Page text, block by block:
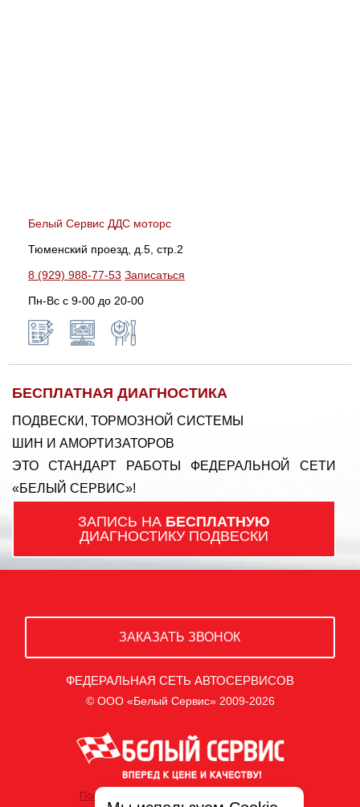
Белый Сервис ДДС моторс
Тюменский проезд, д.5, стр.2
8 (929) 988-77-53 Записаться
Пн-Вс c 9-00 до 20-00
БЕСПЛАТНАЯ ДИАГНОСТИКА
ПОДВЕСКИ, ТОРМОЗНОЙ СИСТЕМЫ
ШИН И АМОРТИЗАТОРОВ
ЭТО СТАНДАРТ РАБОТЫ ФЕДЕРАЛЬНОЙ СЕТИ
«БЕЛЫЙ СЕРВИС»!
ЗАПИСЬ НА БЕСПЛАТНУЮ
ДИАГНОСТИКУ ПОДВЕСКИ
ЗАКАЗАТЬ ЗВОНОК
ФЕДЕРАЛЬНАЯ СЕТЬ АВТОСЕРВИСОВ
© ООО «Белый Сервис» 2009-2026
Политика обработки персональных данных